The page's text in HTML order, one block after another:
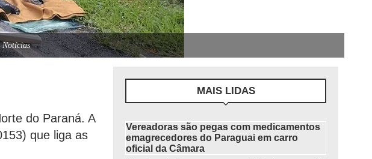
Notícias
do Paraná. A
que liga as
MAIS LIDAS
Vereadoras são pegas com medicamentos
emagrecedores do Paraguai em carro
oficial da Câmara